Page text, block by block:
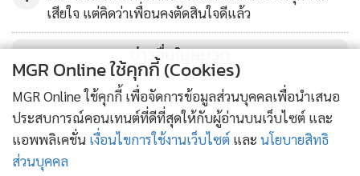
ที่เกี่ยวข้องทั้งหมด โดยอาจมีคนชี้เป้าอีก 1 คน เป็นคนไทย
โดยภายหลังจากพนักงานสอบสวนนำเอกสารข้อมูลต่างๆ ของคดี
อุ้มรีดล่ามสาวภาษาจีน ขึ้นรถแล้วขับออกไปจาก สน.ดินแดง
เพื่อขออนุมัติหมายจับผู้กระทำผิด ต่อศาลอาญา​คดีทุจริต​ และ
ประพฤติมิชอบกลาง
ต่อมาเมื่อ เวลา11.00 น ผู้สื่อข่าวรายงานว่า พล.ต.ต.อัฐธพร วงศ์
เสียใจ แต่คิดว่าเพื่อนคงตัดสินใจดีแล้ว
ข่าวอื่นในหมวด
MGR Online ใช้คุกกี้ (Cookies)
MGR Online ใช้คุกกี้ เพื่อจัดการข้อมูลส่วนบุคคลเพื่อนำเสนอ
ประสบการณ์คอนเทนต์ที่ดีที่สุดให้กับผู้อ่านบนเว็บไซต์ และ
แอพพลิเคชั่น เงื่อนไขการใช้งานเว็บไซต์ และ นโยบายสิทธิ
ส่วนบุคคล